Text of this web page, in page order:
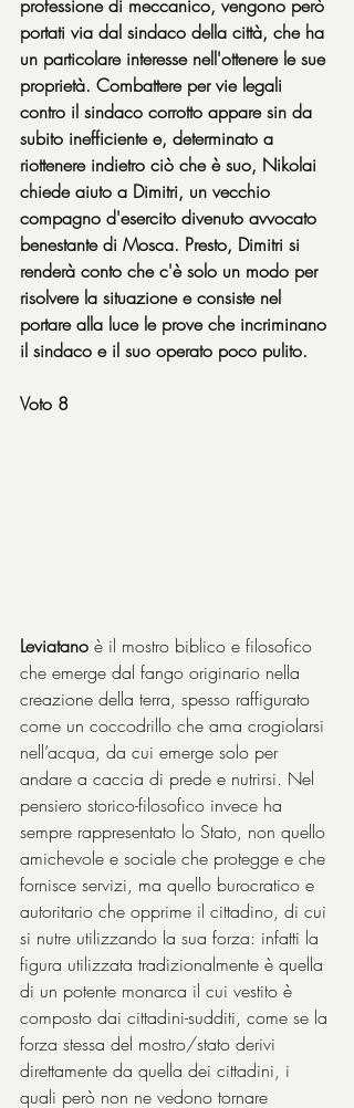
professione di meccanico, vengono però
portati via dal sindaco della città, che ha
un particolare interesse nell'ottenere le sue
proprietà. Combattere per vie legali
contro il sindaco corrotto appare sin da
subito inefficiente e, determinato a
riottenere indietro ciò che è suo, Nikolai
chiede aiuto a Dimitri, un vecchio
compagno d'esercito divenuto avvocato
benestante di Mosca. Presto, Dimitri si
renderà conto che c'è solo un modo per
risolvere la situazione e consiste nel
portare alla luce le prove che incriminano
il sindaco e il suo operato poco pulito.
Voto 8
Leviatano è il mostro biblico e filosofico
che emerge dal fango originario nella
creazione della terra, spesso raffigurato
come un coccodrillo che ama crogiolarsi
nell’acqua, da cui emerge solo per
andare a caccia di prede e nutrirsi. Nel
pensiero storico-filosofico invece ha
sempre rappresentato lo Stato, non quello
amichevole e sociale che protegge e che
fornisce servizi, ma quello burocratico e
autoritario che opprime il cittadino, di cui
si nutre utilizzando la sua forza: infatti la
figura utilizzata tradizionalmente è quella
di un potente monarca il cui vestito è
composto dai cittadini-sudditi, come se la
forza stessa del mostro/stato derivi
direttamente da quella dei cittadini, i
quali però non ne vedono tornare